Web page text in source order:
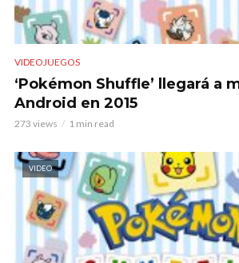
VIDEOJUEGOS
‘Pokémon Shuffle’ llegará a
Android en 2015
273 views 1 min read
VIDEO